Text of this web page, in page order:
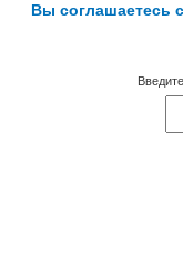
Вы соглашаетесь